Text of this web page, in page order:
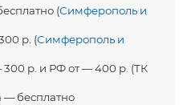
(Симферополь и
р. (Симферополь и
300 р. и РФ от — 400 р. (ТК
— бесплатно